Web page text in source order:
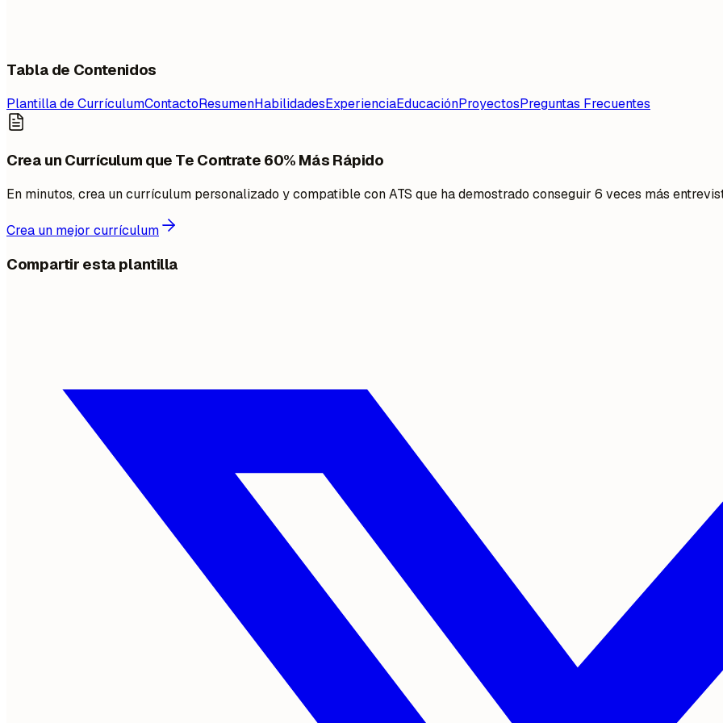
Tabla de Contenidos
Plantilla de CurrículumContactoResumenHabilidadesExperienciaEducaciónProyectosPreguntas Frecuentes
Crea un Currículum que Te Contrate 60% Más Rápido
En minutos, crea un currículum personalizado y compatible con ATS que ha demostrado conseguir 6 veces más
Crea un mejor currículum
Compartir esta plantilla